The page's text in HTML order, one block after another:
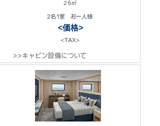
26㎡
2名1室 お一人様
<価格>
<TAX>
>>キャビン設備について